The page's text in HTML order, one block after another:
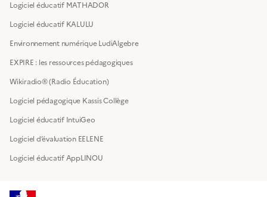
Logiciel éducatif MATHADOR
Logiciel éducatif KALULU
Environnement numérique LudiAlgebre
EXPIRE : les ressources pédagogiques
Wikiradio® (Radio Éducation)
Logiciel pédagogique Kassis Collège
Logiciel éducatif IntuiGeo
Logiciel d’évaluation EELENE
Logiciel éducatif AppLINOU